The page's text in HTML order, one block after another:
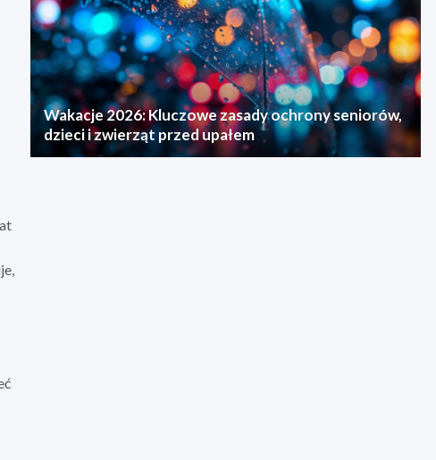
Wakacje 2026: Kluczowe zasady ochrony seniorów,
dzieci i zwierząt przed upałem